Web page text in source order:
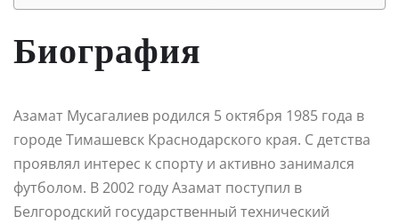
Биография
Азамат Мусагалиев родился 5 октября 1985 года в
городе Тимашевск Краснодарского края. С детства
проявлял интерес к спорту и активно занимался
футболом. В 2002 году Азамат поступил в
Белгородский государственный технический